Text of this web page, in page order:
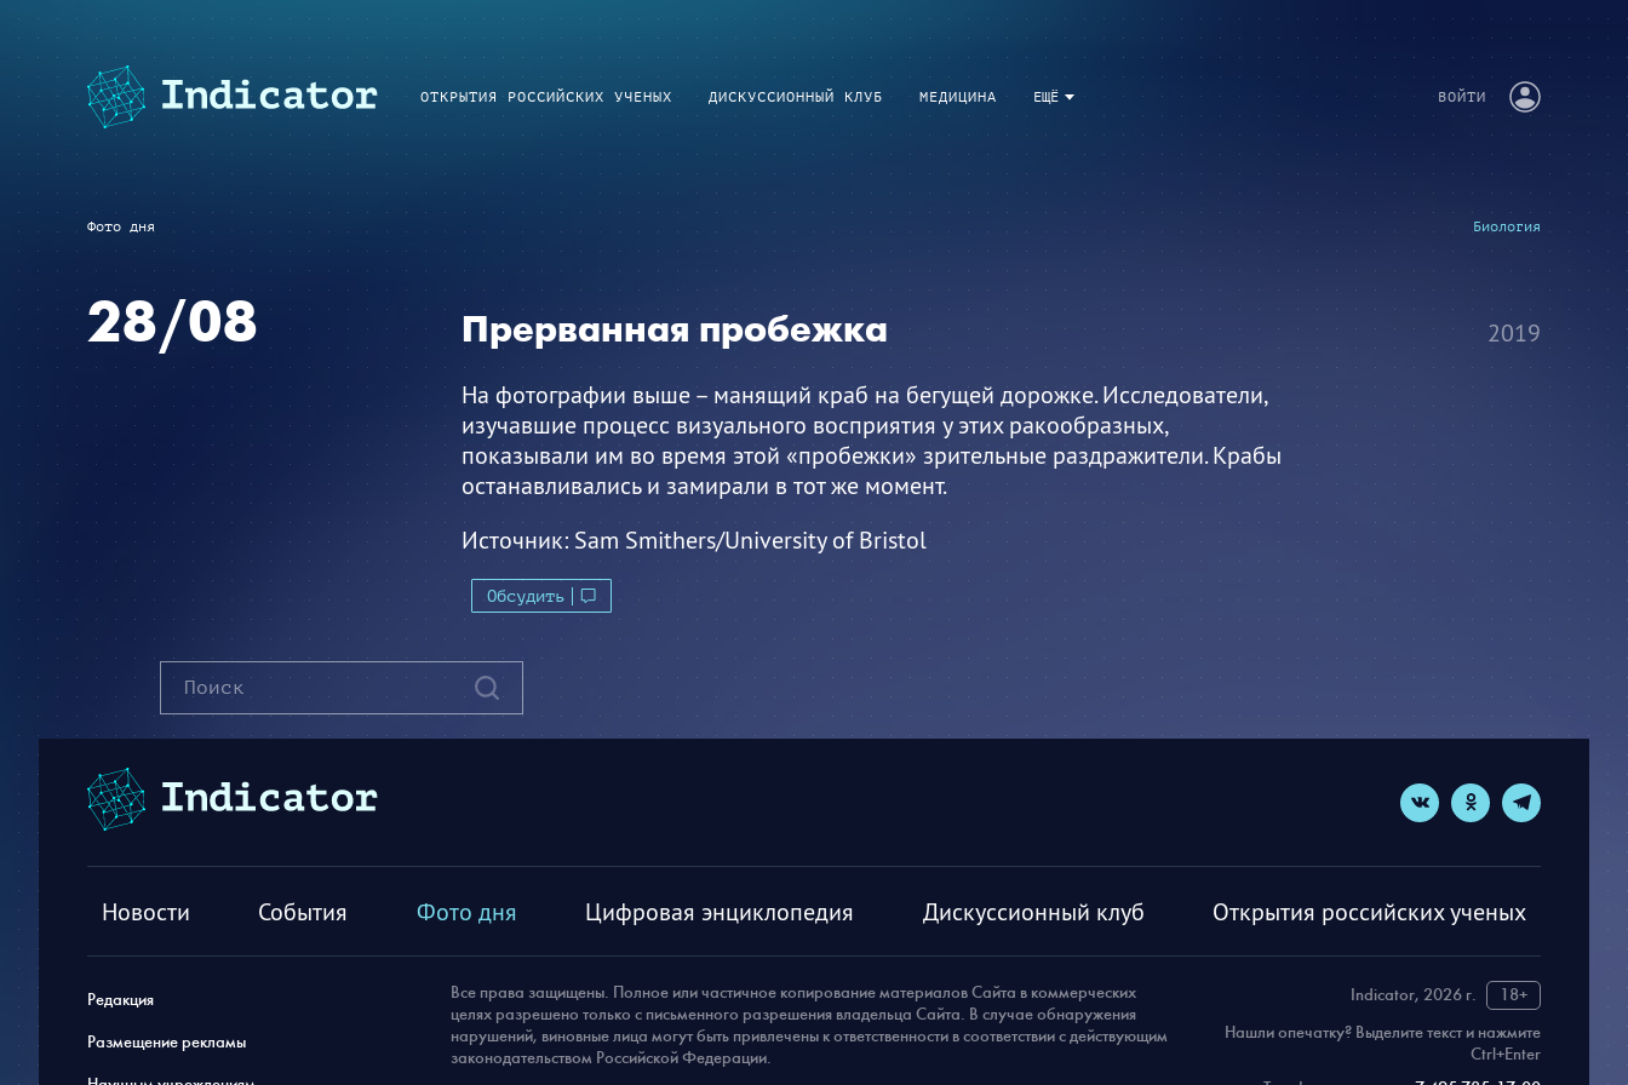
ЕЩЁ
ОТКРЫТИЯ РОССИЙСКИХ УЧЕНЫХ ДИСКУССИОННЫЙ КЛУБ МЕДИЦИНА ВОЙТИ
Фото дня Биология
28/08 Прерванная пробежка
На фотографии выше – манящий краб на бегущей дорожке. Исследователи,
изучавшие процесс визуального восприятия у этих ракообразных,
показывали им во время этой «пробежки» зрительные раздражители. Крабы
останавливались и замирали в тот же момент.
Источник: Sam Smithers/University of Bristol
Обсудить
2019
Новости События Фото дня Цифровая энциклопедия Дискуссионный клуб Открытия российских ученых
Редакция
Размещение рекламы
Indicator, 2026 г.
18+
Нашли опечатку? Выделите текст и нажмите
Ctrl+Enter
Все права защищены. Полное или частичное копирование материалов Сайта в коммерческих
целях разрешено только с письменного разрешения владельца Сайта. В случае обнаружения
нарушений, виновные лица могут быть привлечены к ответственности в соответствии с действующим
законодательством Российской Федерации.